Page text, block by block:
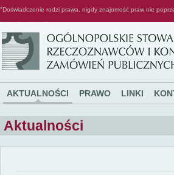
"Doświadczenie rodzi prawa, nigdy znajomość praw nie
AKTUALNOŚCI PRAWO LINKI
Aktualności